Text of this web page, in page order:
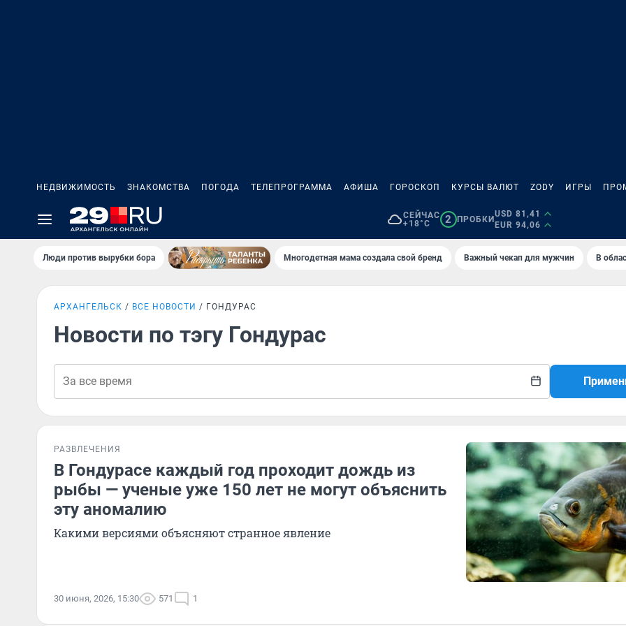
НЕДВИЖИМОСТЬ ЗНАКОМСТВА ПОГОДА ТЕЛЕПРОГРАММА АФИША ГОРОСКОП КУРСЫ ВАЛЮТ ZODY ИГРЫ
СЕЙЧАС
+18°C
2 ПРОБКИ
USD 81,41
EUR 94,06
Люди против вырубки бора Многодетная мама создала свой бренд Важный чекап для мужчин В
АРХАНГЕЛЬСК ВСЕ НОВОСТИ ГОНДУРАС
Новости по тэгу Гондурас
РАЗВЛЕЧЕНИЯ
В Гондурасе каждый год проходит дождь из
рыбы — ученые уже 150 лет не могут объяснить
эту аномалию
Какими версиями объясняют странное явление
30 июня, 2026, 15:30 571 1